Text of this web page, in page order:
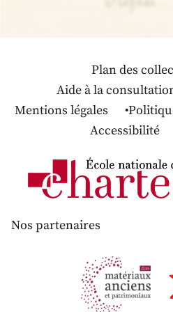
Plan des
Aide à la
Mentions légales
Accessibilité
Nos partenaires